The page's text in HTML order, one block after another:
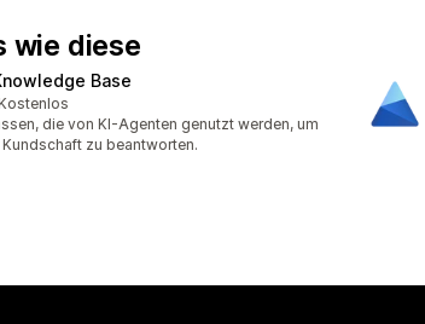
wie diese
Base
insgesamt
die von KI-Agenten genutzt werden, um
zu beantworten.